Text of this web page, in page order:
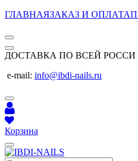
ГЛАВНАЯЗАКАЗ И ОПЛАТА
ДОСТАВКА ПО ВСЕЙ РОССИ
e-mail: info@ibdi-nails.ru
Корзина